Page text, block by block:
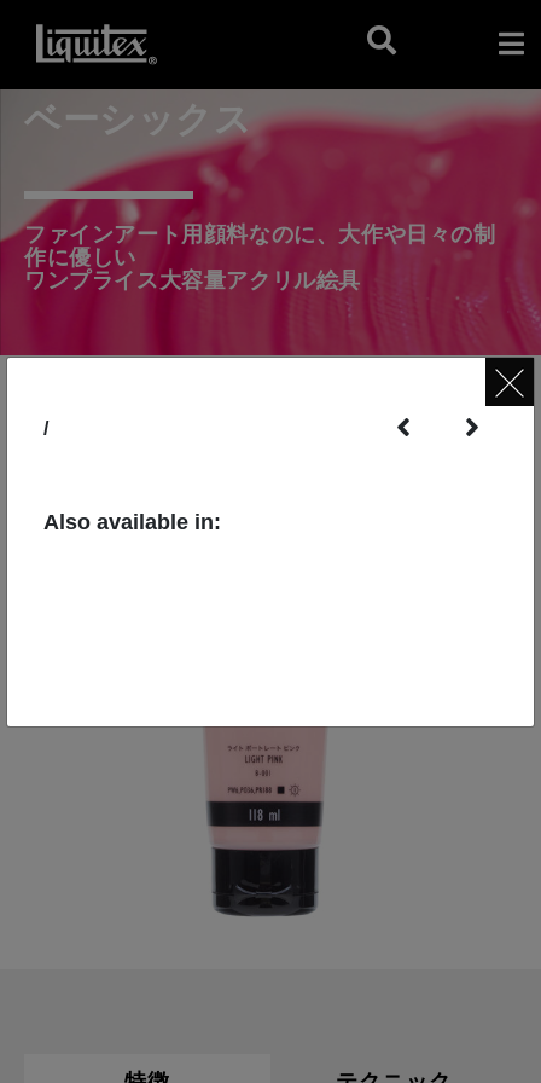
ベーシックス
ファインアート用顔料なのに、大作や日々の制
作に優しい
ワンプライス大容量アクリル絵具
/
Also available in: